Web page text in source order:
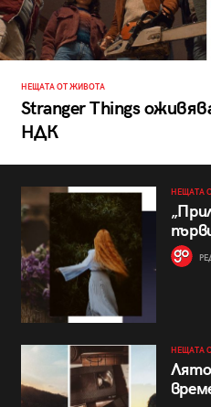
НЕЩАТА ОТ ЖИВОТА
Stranger Things
НДК
НЕЩАТА
НЕЩАТА